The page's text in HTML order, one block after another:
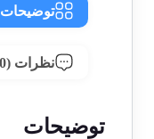
توضیحات
نظرات (0)
توضیحات